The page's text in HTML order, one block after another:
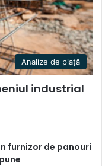
Analize de piață
industrial
furnizor de panouri